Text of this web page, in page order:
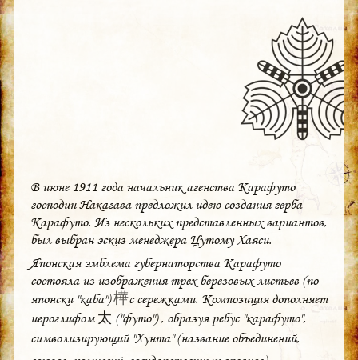
В июне 1911 года начальник агенства Карафуто
господин Накагава предложил идею создания герба
Карафуто. Из нескольких представленных вариантов,
был выбран эскиз менеджера Цутому Хаяси.
Японская эмблема губернаторства Карафуто
состояла из изображения трех березовых листьев (по-
японски "каба")樺с сережками. Композиция дополняет
иероглифом 太 ("футо") , образуя ребус "карафуто",
символизирующий "Хунта" (название объединений,